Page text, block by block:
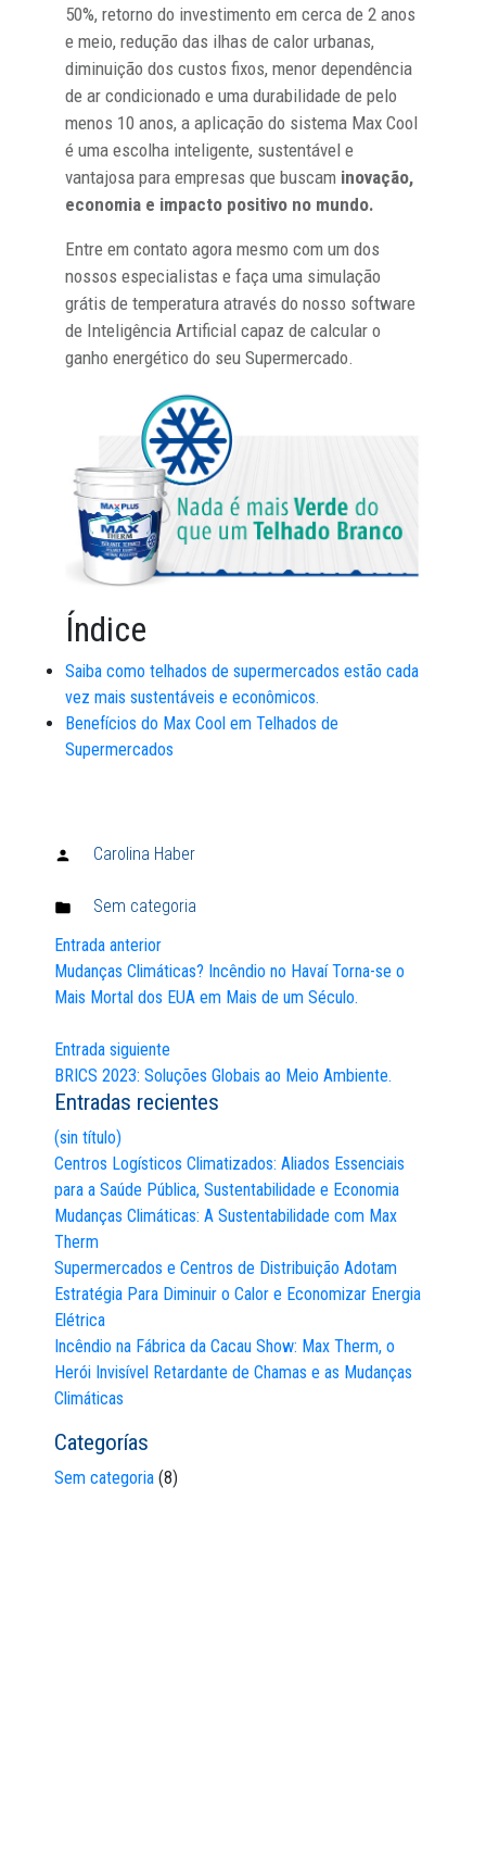
50%, retorno do investimento em cerca de 2 anos
e meio, redução das ilhas de calor urbanas,
diminuição dos custos fixos, menor dependência
de ar condicionado e uma durabilidade de pelo
menos 10 anos, a aplicação do sistema Max Cool
é uma escolha inteligente, sustentável e
vantajosa para empresas que buscam inovação,
economia e impacto positivo no mundo.
Entre em contato agora mesmo com um dos
nossos especialistas e faça uma simulação
grátis de temperatura através do nosso software
de Inteligência Artificial capaz de calcular o
ganho energético do seu Supermercado.
Índice
Saiba como telhados de supermercados estão cada
vez mais sustentáveis e econômicos.
Benefícios do Max Cool em Telhados de
Supermercados
Publicado
Carolina Haber
Publicado
em:
Sem categoria
Navegación
de
entradas
Entrada anterior
Mudanças Climáticas? Incêndio no Havaí Torna-se o
Mais Mortal dos EUA em Mais de um Século.
Entrada siguiente
BRICS 2023: Soluções Globais ao Meio Ambiente.
Entradas recientes
(sin título)
Centros Logísticos Climatizados: Aliados Essenciais
para a Saúde Pública, Sustentabilidade e Economia
Mudanças Climáticas: A Sustentabilidade com Max
Therm
Supermercados e Centros de Distribuição Adotam
Estratégia Para Diminuir o Calor e Economizar Energia
Elétrica
Incêndio na Fábrica da Cacau Show: Max Therm, o
Herói Invisível Retardante de Chamas e as Mudanças
Climáticas
Categorías
Sem categoria (8)